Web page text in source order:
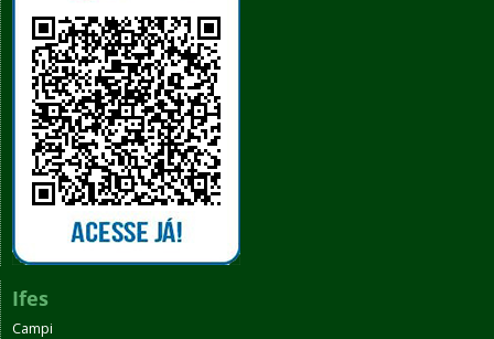
Ifes
Campi